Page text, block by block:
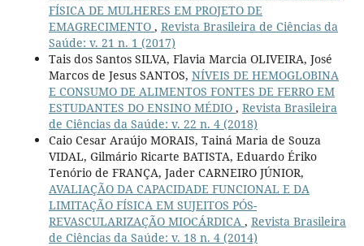
FÍSICA DE MULHERES EM PROJETO DE
EMAGRECIMENTO , Revista Brasileira de Ciências da
Saúde: v. 21 n. 1 (2017)
Tais dos Santos SILVA, Flavia Marcia OLIVEIRA, José
Marcos de Jesus SANTOS, NÍVEIS DE HEMOGLOBINA
E CONSUMO DE ALIMENTOS FONTES DE FERRO EM
ESTUDANTES DO ENSINO MÉDIO , Revista Brasileira
de Ciências da Saúde: v. 22 n. 4 (2018)
Caio Cesar Araújo MORAIS, Tainá Maria de Souza
VIDAL, Gilmário Ricarte BATISTA, Eduardo Ériko
Tenório de FRANÇA, Jader CARNEIRO JÚNIOR,
AVALIAÇÃO DA CAPACIDADE FUNCIONAL E DA
LIMITAÇÃO FÍSICA EM SUJEITOS PÓS-
REVASCULARIZAÇÃO MIOCÁRDICA , Revista Brasileira
de Ciências da Saúde: v. 18 n. 4 (2014)